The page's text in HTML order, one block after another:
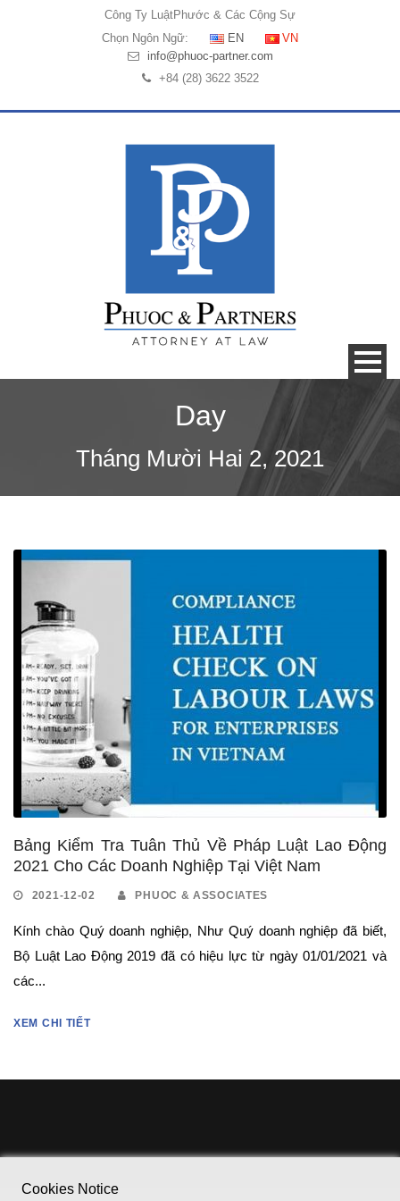
Công Ty LuậtPhước & Các Cộng Sự
Chọn Ngôn Ngữ:
EN
VN
info@phuoc-partner.com
+84 (28) 3622 3522
Day
Tháng Mười Hai 2, 2021
Bảng Kiểm Tra Tuân Thủ Về Pháp Luật Lao Động
2021 Cho Các Doanh Nghiệp Tại Việt Nam
2021-12-02 PHUOC & ASSOCIATES
Kính chào Quý doanh nghiệp, Như Quý doanh nghiệp đã biết,
Bộ Luật Lao Động 2019 đã có hiệu lực từ ngày 01/01/2021 và
các...
XEM CHI TIẾT
Cookies Notice